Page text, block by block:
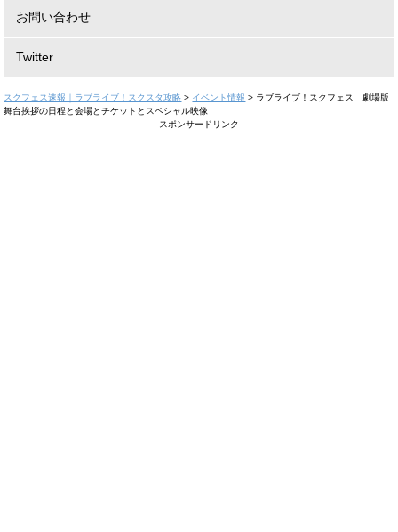
お問い合わせ
Twitter
スクフェス速報｜ラブライブ！スクスタ攻略 > イベント情報 > ラブライブ！スクフェス 劇場版
舞台挨拶の日程と会場とチケットとスペシャル映像
スポンサードリンク